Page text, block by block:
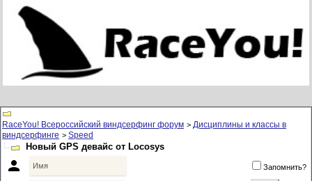
RaceYou! Всероссийский виндсерфинг форум > Дисциплины и классы в
виндсерфинге > Speed
Новый GPS девайс от Locosys
 Запомнить?